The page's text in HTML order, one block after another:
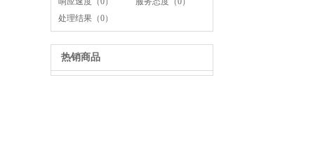
处理结果（0）
热销商品